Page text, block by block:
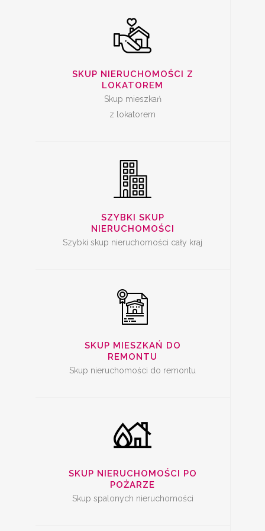
SKUP NIERUCHOMOŚCI Z
LOKATOREM
Skup mieszkań
z lokatorem
SZYBKI SKUP
NIERUCHOMOŚCI
Szybki skup nieruchomości cały kraj
SZYBKA SPRZEDAŻ
MIESZKANIA
SKUP MIESZKAŃ DO
REMONTU
Skup nieruchomości do remontu
SKUP LOKALI DO
REMONTU
SKUP NIERUCHOMOŚCI PO
POŻARZE
Skup spalonych nieruchomości
SKUP SPALONYCH
NIERUCHOMOŚCI
SKUP
PROBLEMAMI